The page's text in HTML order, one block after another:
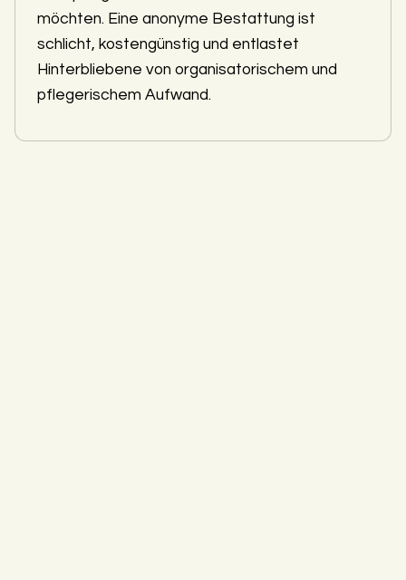
möchten. Eine anonyme Bestattung ist
schlicht, kostengünstig und entlastet
Hinterbliebene von organisatorischem und
pflegerischem Aufwand.